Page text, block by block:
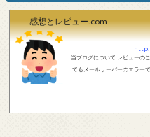
感想とレビュー.com
当ブログについて レビューのご依頼は、こちらのフォームからお願いいたします。 返信し
てもメールサーバーのエラー